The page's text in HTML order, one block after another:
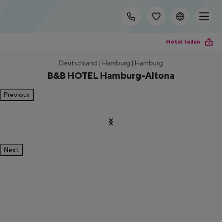
Hotel teilen
Deutschland | Hamburg | Hamburg
B&B HOTEL Hamburg-Altona
Previous
Next